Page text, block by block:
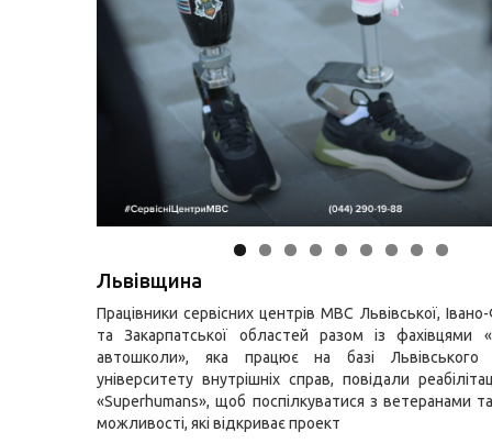
Львівщина
Працівники сервісних центрів МВС Львівської, Івано-
та Закарпатської областей разом із фахівцями
автошколи», яка працює на базі Львівського
університету внутрішніх справ, повідали
«Superhumans», щоб поспілкуватися з ветеранами
можливості, які відкриває проект